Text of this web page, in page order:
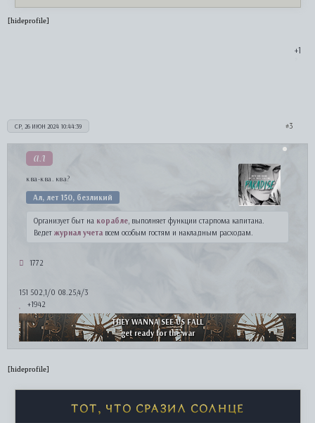
[hideprofile]
+1
3
СР, 26 ИЮН 2024 10:44:39
ал
ква-ква. ква?
Ал, лет 150, безликий
Организует быт на корабле, выполняет функции старпома капитана.
Ведет журнал учета всем особым гостям и накладным расходам.
1772
151 502,1/0 08.25,4/3
+1942
THEY WANNA SEE US FALL
get ready for the war
[hideprofile]
ТОТ, ЧТО СРАЗИЛ СОЛНЦЕ